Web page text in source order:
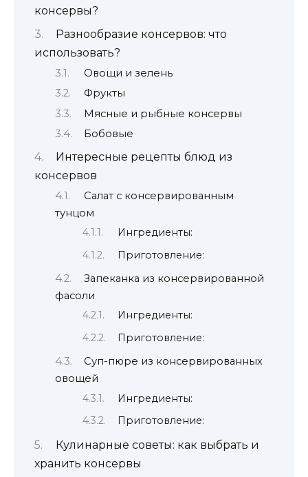
консервы?
Разнообразие консервов: что
использовать?
Овощи и зелень
Фрукты
Мясные и рыбные консервы
Бобовые
Интересные рецепты блюд из
консервов
Салат с консервированным
тунцом
Ингредиенты:
Приготовление:
Запеканка из консервированной
фасоли
Ингредиенты:
Приготовление:
Суп-пюре из консервированных
овощей
Ингредиенты:
Приготовление:
Кулинарные советы: как выбрать и
хранить консервы